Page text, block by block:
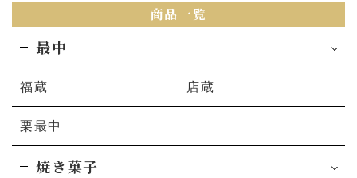
商品一覧
最中
福蔵 店蔵
栗最中
焼き菓子